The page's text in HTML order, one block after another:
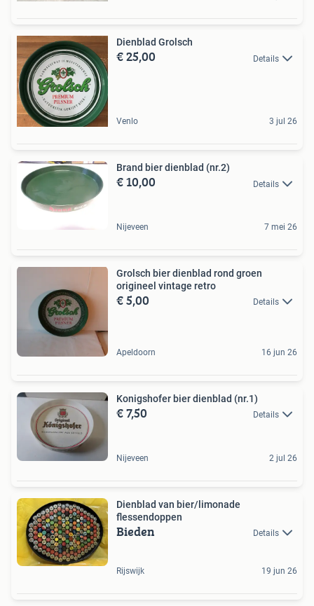
Dienblad Grolsch
€ 25,00 Details
Venlo 3 jul 26
Brand bier dienblad (nr.2)
€ 10,00 Details
Nijeveen 7 mei 26
Grolsch bier dienblad rond groen
origineel vintage retro
€ 5,00 Details
Apeldoorn 16 jun 26
Konigshofer bier dienblad (nr.1)
€ 7,50 Details
Nijeveen 2 jul 26
Dienblad van bier/limonade
flessendoppen
Bieden Details
Rijswijk 19 jun 26